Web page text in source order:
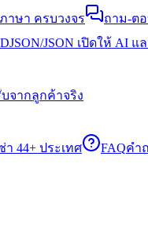
าษา ครบวงจร ถาม-ต
JSON เปิดให้ AI
บจากลูกค้าจริง
44+ ประเทศ FAQคำ